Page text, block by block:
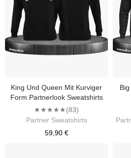
King Und Queen Mit Kurviger
Form Partnerlook Sweatshirts
★★★★★(83)
Partner Sweatshirts
59,90 €